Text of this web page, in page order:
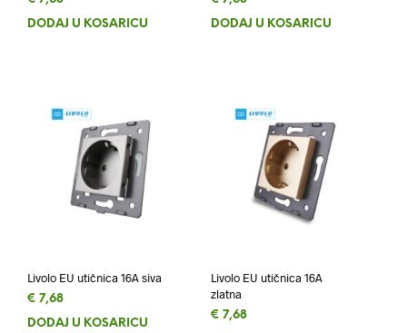
DODAJ U KOŠARICU DODAJ U KOŠARICU
Livolo EU utičnica 16A siva
€ 7,68
DODAJ U KOŠARICU
Livolo EU utičnica 16A
zlatna
€ 7,68